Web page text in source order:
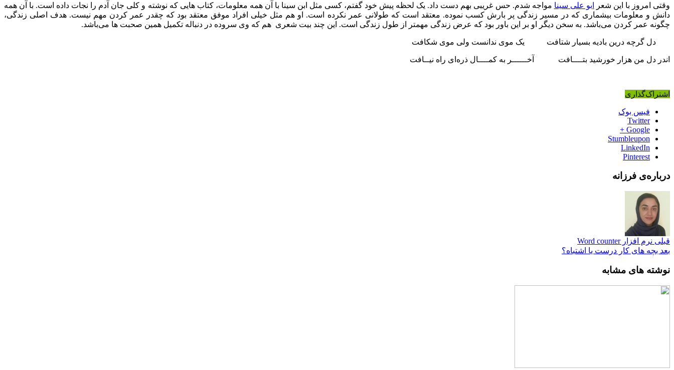
وقتی امروز با این شعر ابو علی سینا مواجه شدم. حس غریبی بهم دست داد. یک لحظه پیش خود گفتم، کسی مثل ابن سینا با آن همه معلومات، کتاب هایی که نوشته و کلی جان آدم را نجات داده است. با آن همه
دانش و معلومات بیشماری که در مسیر زندگی پر بارش کسب نموده. معتقد است که طولانی عمر نکرده است. او هم مثل خیلی افراد موفق معتقد بود که چقدر عمر کردن مهم نیست. هدف اصلی زندگی،
چگونه عمر کردن می‌باشد. به سخن دیگر او بر این باور بود که عرض زندگی مهمتر از طول زندگی است. این چند بیت شعری هم که وی سروده در دنباله تکمیل همین صحبت ها می‌باشد.
دل گرچه درین بادیه بسیار شتافت یک موی ندانست ولی موی شکافت
اندر دل من هزار خورشید بتــــافت آخــــــر به کمــــال ذره‌ای راه نیــافت
اشتراک‌گذاری
فیس بوک
Twitter
Google +
Stumbleupon
LinkedIn
Pinterest
درباره‌ی فرزانه
قبلی نرم افزار Word counter
بعد بچه های کار درست یا اشتباه؟
نوشته های مشابه